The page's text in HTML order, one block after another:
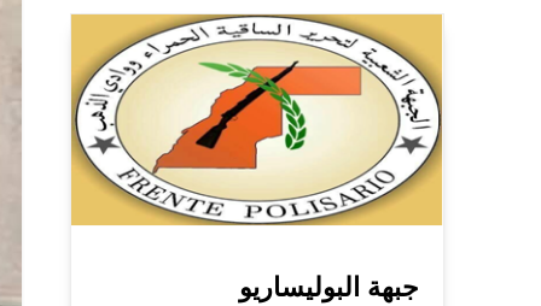
جبهة البوليساريو